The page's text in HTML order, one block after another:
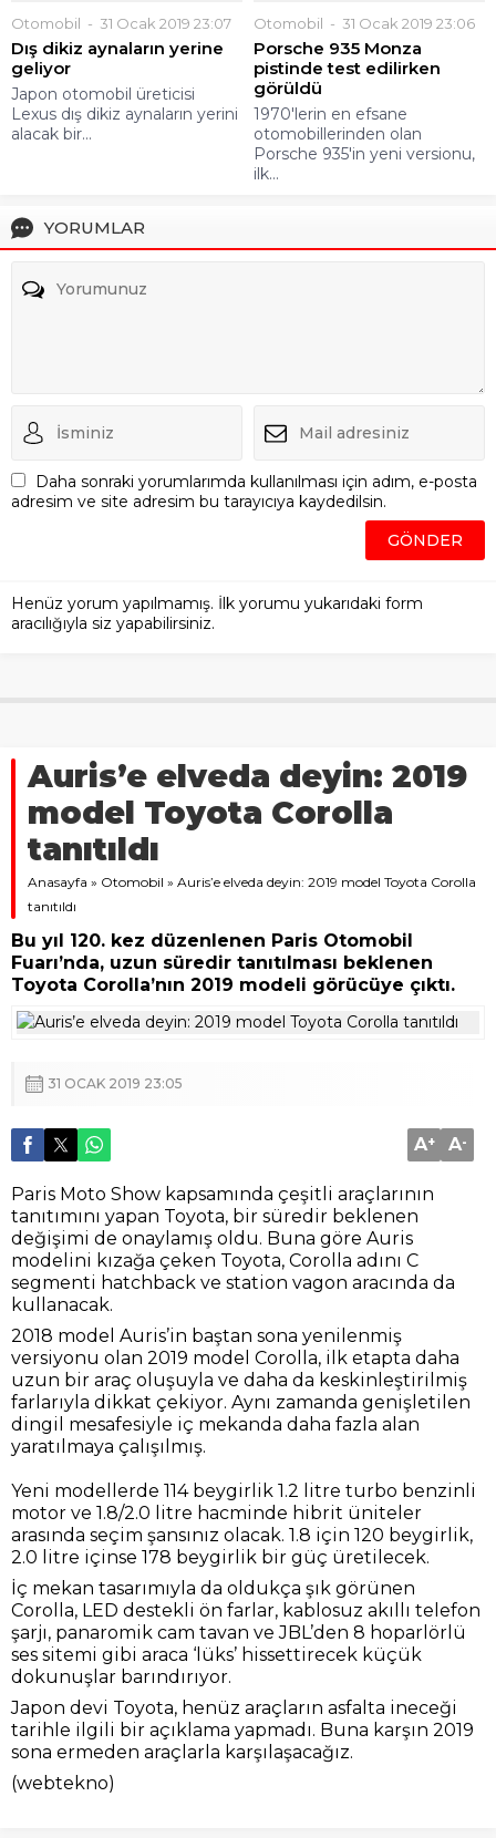
Otomobil 31 Ocak 2019 23:07
Dış dikiz aynaların yerine
geliyor
Japon otomobil üreticisi
Lexus dış dikiz aynaların yerini
alacak bir...
Otomobil 31 Ocak 2019 23:06
Porsche 935 Monza
pistinde test edilirken
görüldü
1970'lerin en efsane
otomobillerinden olan
Porsche 935'in yeni versionu,
ilk...
YORUMLAR
Daha sonraki yorumlarımda kullanılması için adım, e-posta
adresim ve site adresim bu tarayıcıya kaydedilsin.
Henüz yorum yapılmamış. İlk yorumu yukarıdaki form
aracılığıyla siz yapabilirsiniz.
Auris’e elveda deyin: 2019
model Toyota Corolla
tanıtıldı
Anasayfa » Otomobil » Auris’e elveda deyin: 2019 model Toyota Corolla
tanıtıldı
Bu yıl 120. kez düzenlenen Paris Otomobil
Fuarı’nda, uzun süredir tanıtılması beklenen
Toyota Corolla’nın 2019 modeli görücüye çıktı.
31 OCAK 2019 23:05
A+ A-
Paris Moto Show kapsamında çeşitli araçlarının
tanıtımını yapan Toyota, bir süredir beklenen
değişimi de onaylamış oldu. Buna göre Auris
modelini kızağa çeken Toyota, Corolla adını C
segmenti hatchback ve station vagon aracında da
kullanacak.
2018 model Auris’in baştan sona yenilenmiş
versiyonu olan 2019 model Corolla, ilk etapta daha
uzun bir araç oluşuyla ve daha da keskinleştirilmiş
farlarıyla dikkat çekiyor. Aynı zamanda genişletilen
dingil mesafesiyle iç mekanda daha fazla alan
yaratılmaya çalışılmış.
Yeni modellerde 114 beygirlik 1.2 litre turbo benzinli
motor ve 1.8/2.0 litre hacminde hibrit üniteler
arasında seçim şansınız olacak. 1.8 için 120 beygirlik,
2.0 litre içinse 178 beygirlik bir güç üretilecek.
İç mekan tasarımıyla da oldukça şık görünen
Corolla, LED destekli ön farlar, kablosuz akıllı telefon
şarjı, panaromik cam tavan ve JBL’den 8 hoparlörlü
ses sitemi gibi araca ‘lüks’ hissettirecek küçük
dokunuşlar barındırıyor.
Japon devi Toyota, henüz araçların asfalta ineceği
tarihle ilgili bir açıklama yapmadı. Buna karşın 2019
sona ermeden araçlarla karşılaşacağız.
(webtekno)